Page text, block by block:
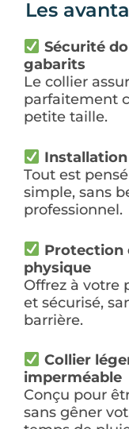
Les
Sécurité
gabarits
Le collier
parfaitement
petite taille.
Tout est
simple, sans
professionnel.
Protection
physique
Offrez à votre
et sécurisé,
barrière.
Collier
imperméable
Conçu pour
sans gêner